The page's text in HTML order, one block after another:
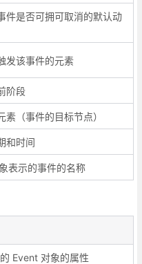
件是否可拥可取消的默认动
发该事件的元素
阶段
（事件的目标节点）
和时间
表示的事件的名称
Event 对象的属性